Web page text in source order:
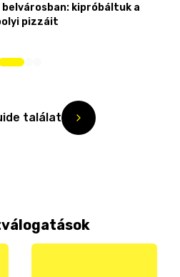
kipróbáltuk a
pizzáit
találat